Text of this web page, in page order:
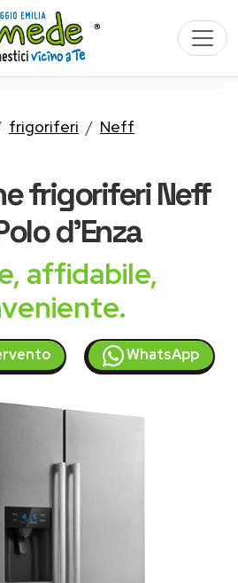
frigoriferi
Neff
frigoriferi Neff
d'Enza
affidabile,
WhatsApp